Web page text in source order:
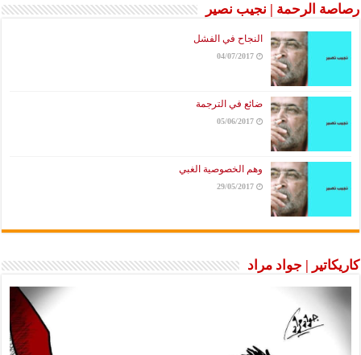
رصاصة الرحمة | نجيب نصير
النجاح في الفشل
04/07/2017
ضائع في الترجمة
05/06/2017
وهم الخصوصية الغبي
29/05/2017
كاريكاتير | جواد مراد